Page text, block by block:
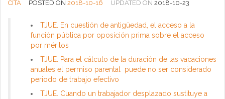
CITA POSTED ON 2018-10-16 UPDATED ON 2018-10-23
TJUE. En cuestión de antigüedad, el acceso a la
función pública por oposición prima sobre el acceso
por méritos
TJUE. Para el cálculo de la duración de las vacaciones
anuales el permiso parental puede no ser considerado
periodo de trabajo efectivo
TJUE. Cuando un trabajador desplazado sustituye a